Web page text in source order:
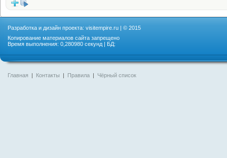
Разработка и дизайн проекта: visitempire.ru | © 2015
Копирование материалов сайта запрещено
Время выполнения: 0,280980 секунд | БД:
Главная | Контакты | Правила | Чёрный список